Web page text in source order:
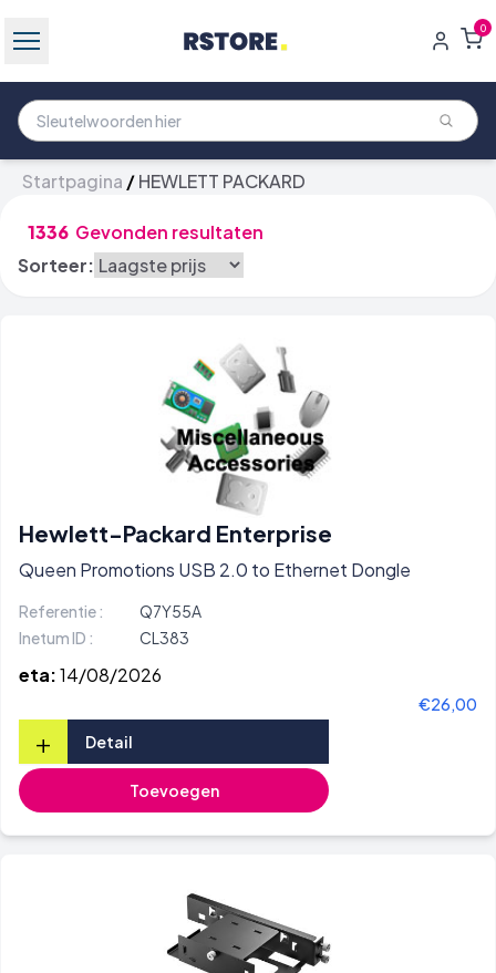
0
Startpagina /HEWLETT PACKARD
1336 Gevonden resultaten
Sorteer:
Hewlett-Packard Enterprise
Queen Promotions USB 2.0 to Ethernet Dongle
Referentie :
Q7Y55A
Inetum ID :
CL383
eta:14/08/2026
€26,00
+ Detail
Toevoegen